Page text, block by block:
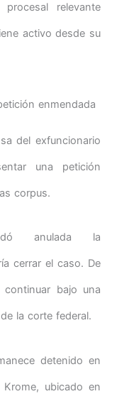
relevante
activo desde su
enmendada
del exfuncionario
una petición
corpus.
anulada la
cerrar el caso. De
bajo una
la corte federal.
detenido en
ubicado en